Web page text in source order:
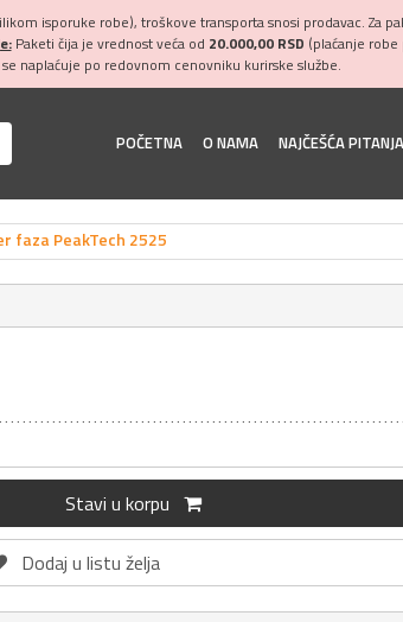
isporuke robe), troškove transporta snosi prodavac. Za
Paketi čija je vrednost veća od 20.000,00 RSD (plaćanje
naplaćuje po redovnom cenovniku kurirske službe.
POČETNA O NAMA NAJČEŠĆA PITANJA
faza PeakTech 2525
Stavi u korpu
Dodaj u listu želja